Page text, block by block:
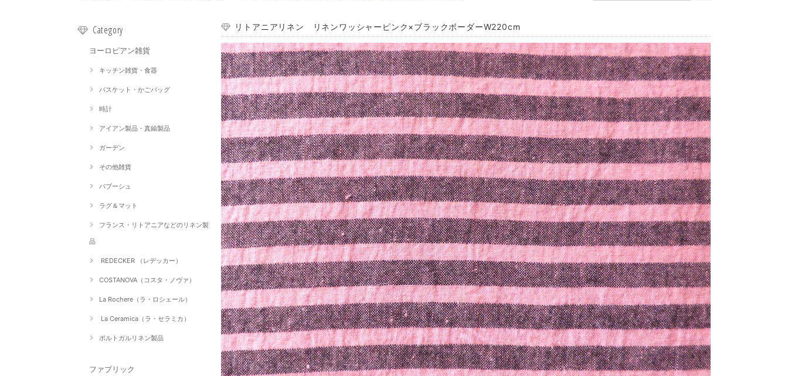
Category
ヨーロピアン雑貨
キッチン雑貨・食器
バスケット・かごバッグ
時計
アイアン製品・真鍮製品
ガーデン
その他雑貨
バブーシュ
ラグ＆マット
フランス・リトアニアなどのリネン製
品
REDECKER （レデッカー）
COSTANOVA（コスタ・ノヴァ）
La Rochere（ラ・ロシェール）
La Ceramica（ラ・セラミカ）
ポルトガルリネン製品
ファブリック
リトアニアリネン リネンワッシャーピンク×ブラックボーダーW220cm